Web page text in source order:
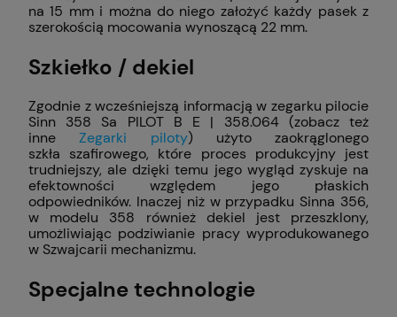
na 15 mm i można do niego założyć każdy pasek z
szerokością mocowania wynoszącą 22 mm.
Szkiełko / dekiel
Zgodnie z wcześniejszą informacją w zegarku pilocie
Sinn 358 Sa PILOT B E | 358.064 (zobacz też
inneZegarki piloty) użyto zaokrąglonego
szkła szafirowego, które proces produkcyjny jest
trudniejszy, ale dzięki temu jego wygląd zyskuje na
efektowności względem jego płaskich
odpowiedników. Inaczej niż w przypadku Sinna 356,
w modelu 358 również dekiel jest przeszklony,
umożliwiając podziwianie pracy wyprodukowanego
w Szwajcarii mechanizmu.
Specjalne technologie